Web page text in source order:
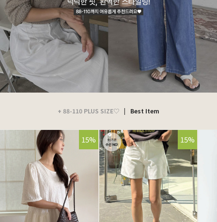
+ 88-110 PLUS SIZE♡ | Best Item
15% 15%